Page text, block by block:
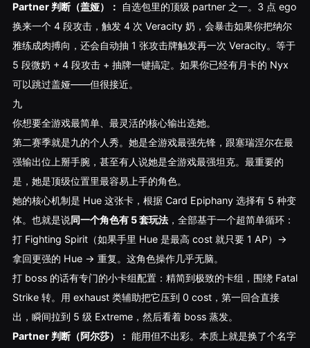
Partner 判断（盖娅）：
自选包里的顶级 partner 之一。3 点 ego
换来一个 4 段攻击，触发 4 次 Veracity 奶，会暴击如果你把纳尔
雅练成肉搏向，还会自动抽 1 张攻击牌触发再一次 Veracity。等于
5 段微奶 + 4 段攻击 + 抽牌一键搞定。如果你已经有月卡的 Nyx
可以跳过盖娅——但很接近。
九
你想要全游戏最简单、最灵活的核心输出选她。
第二赛季就是九的个人秀。她是全游戏最强先锋，跟塞瑞涅尔在最
强输出位上掰手腕，甚至有人说她是全游戏最强坦克。最重要的
是，她是顶级位置里最容易上手的角色。
她的核心机制是 Hue 这张卡，根据 Card Epiphany 选择有 5 种变
体。也就是说同一个角色有 5 套玩法，全部基于一个超简单循环：
打 Fighting Spirit（如果手里 Hue 是最高 cost 就只要 1 AP）→
拿回更强的 Hue → 重复。这角色操作几乎无脑。
打 boss 的话有专门的小卡组配置：精简到极致的卡组，围绕 Fatal
Strike 转。用 exhaust 类辅助把它压到 0 cost，第一回合直接
出，瞬间拉到 5 级 Extreme，然后看着 boss 蒸发。
Partner 判断（阿尔莎）： 能用但不出彩。本质上就是换了个名字